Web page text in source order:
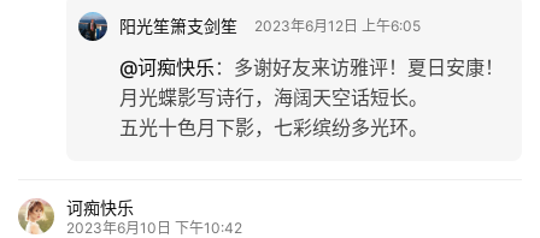
阳光笙箫支剑笙 2023年6月12日 上午6:05
@诃痴快乐 ： 多谢好友来访雅评！夏日安康！
月光蝶影写诗行，海阔天空话短长。
五光十色月下影，七彩缤纷多光环。
诃痴快乐
2023年6月10日 下午10:42